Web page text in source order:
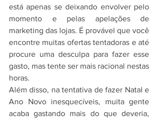
está apenas se deixando envolver pelo
momento e pelas apelações de
marketing das lojas. É provável que você
encontre muitas ofertas tentadoras e até
procure uma desculpa para fazer esse
gasto, mas tente ser mais racional nestas
horas.
Além disso, na tentativa de fazer Natal e
Ano Novo inesquecíveis, muita gente
acaba gastando mais do que deveria,